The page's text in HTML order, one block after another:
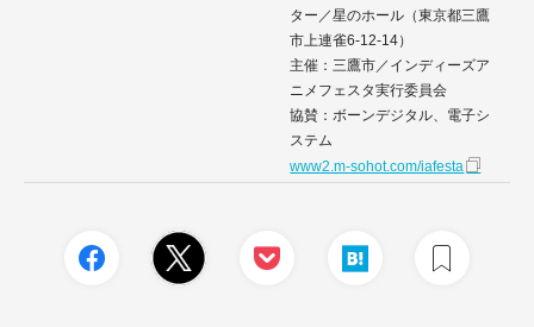
ター／星のホール（東京都三鷹
市上連雀6-12-14）
主催：三鷹市／インディーズア
ニメフェスタ実行委員会
協賛：ボーンデジタル、電子シ
ステム
www2.m-sohot.com/iafesta